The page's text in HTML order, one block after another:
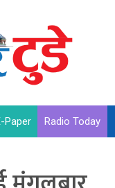
Paper Radio Today